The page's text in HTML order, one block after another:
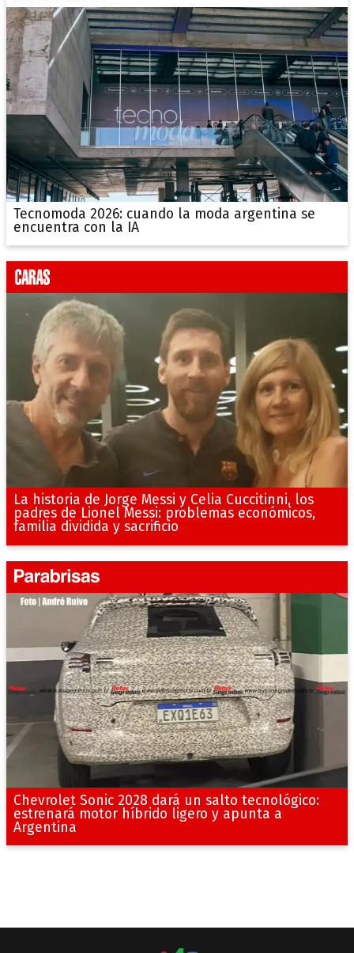
Tecnomoda 2026: cuando la moda argentina se
encuentra con la IA
La historia de Jorge Messi y Celia Cuccitinni, los
padres de Lionel Messi: problemas económicos,
familia dividida y sacrificio
Chevrolet Sonic 2028 dará un salto tecnológico:
estrenará motor híbrido ligero y apunta a
Argentina